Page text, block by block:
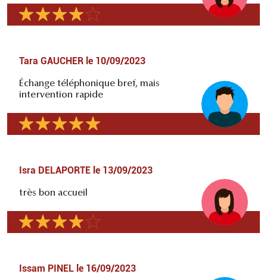
Tara GAUCHER le 10/09/2023
Échange téléphonique bref, mais
intervention rapide
Isra DELAPORTE le 13/09/2023
très bon accueil
Issam PINEL le 16/09/2023